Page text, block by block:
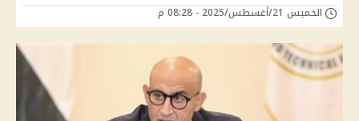
الخميس 21/أغسطس/2025 - 08:28 م